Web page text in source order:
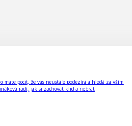
máte pocit, že vás neustále podezírá a hledá za vším
radí, jak si zachovat klid a nebrat